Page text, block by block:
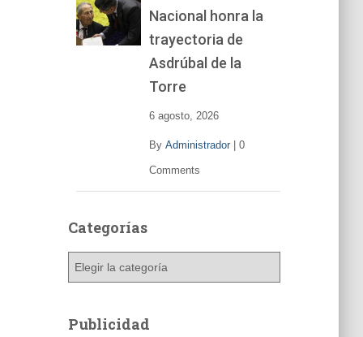
Nacional honra la
trayectoria de
Asdrúbal de la
Torre
6 agosto, 2026
By Administrador| 0
Comments
Categorías
g
Publicidad